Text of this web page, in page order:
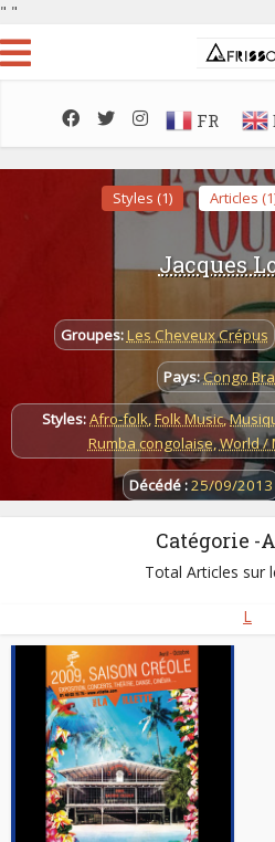
" "
FR
Styles (1) Articles
Jacques
Groupes:Les Cheveux Crépus
Pays:Congo
Styles:Afro-folk,Folk Music,
Rumba congolaise,World /
Décédé :25/09/2013
Catégorie -
Total Articles sur
L